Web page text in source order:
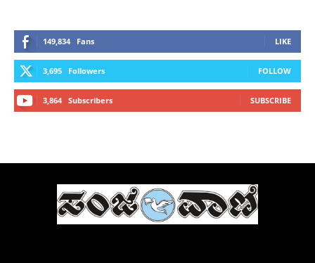
149,834 Fans LIKE
3,695 Followers FOLLOW
3,864 Subscribers SUBSCRIBE